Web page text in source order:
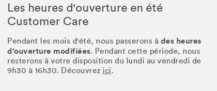
Les heures d'ouverture en été
Customer Care
Pendant les mois d'été, nous passerons à des heures
d'ouverture modifiées. Pendant cette période, nous
resterons à votre disposition du lundi au vendredi de
9h30 à 16h30. Découvrez ici.